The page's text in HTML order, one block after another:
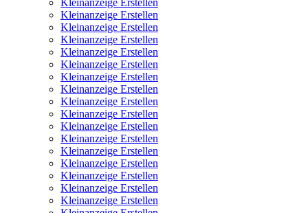
Kleinanzeige Erstellen
Kleinanzeige Erstellen
Kleinanzeige Erstellen
Kleinanzeige Erstellen
Kleinanzeige Erstellen
Kleinanzeige Erstellen
Kleinanzeige Erstellen
Kleinanzeige Erstellen
Kleinanzeige Erstellen
Kleinanzeige Erstellen
Kleinanzeige Erstellen
Kleinanzeige Erstellen
Kleinanzeige Erstellen
Kleinanzeige Erstellen
Kleinanzeige Erstellen
Kleinanzeige Erstellen